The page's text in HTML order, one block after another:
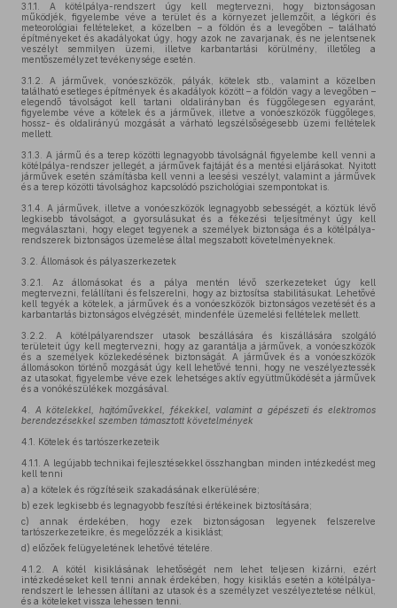
3.1.1.
A kötélpálya-rendszert úgy kell megtervezni, hogy biztonságosan
működjék, figyelembe véve a terület és a környezet jellemzőit, a légköri és
meteorológiai feltételeket, a közelben – a földön és a levegőben – található
építményeket és akadályokat úgy, hogy azok ne zavarjanak, és ne jelentsenek
veszélyt semmilyen üzemi, illetve karbantartási körülmény, illetőleg a
mentőszemélyzet tevékenysége esetén.
3.1.2.
A járművek, vonóeszközök, pályák, kötelek stb., valamint a közelben
található esetleges építmények és akadályok között – a földön vagy a levegőben –
elegendő távolságot kell tartani oldalirányban és függőlegesen egyaránt,
figyelembe véve a kötelek és a járművek, illetve a vonóeszközök függőleges,
hossz- és oldalirányú mozgását a várható legszélsőségesebb üzemi feltételek
mellett.
3.1.3.
A jármű és a terep közötti legnagyobb távolságnál figyelembe kell venni a
kötélpálya-rendszer jellegét, a járművek fajtáját és a mentési eljárásokat. Nyitott
járművek esetén számításba kell venni a leesési veszélyt, valamint a járművek
és a terep közötti távolsághoz kapcsolódó pszichológiai szempontokat is.
3.1.4.
A járművek, illetve a vonóeszközök legnagyobb sebességét, a köztük lévő
legkisebb távolságot, a gyorsulásukat és a fékezési teljesítményt úgy kell
megválasztani, hogy eleget tegyenek a személyek biztonsága és a kötélpálya-
rendszerek biztonságos üzemelése által megszabott követelményeknek.
3.2. Állomások és pályaszerkezetek
3.2.1.
Az állomásokat és a pálya mentén lévő szerkezeteket úgy kell
megtervezni, felállítani és felszerelni, hogy az biztosítsa stabilitásukat. Lehetővé
kell tegyék a kötelek, a járművek és a vonóeszközök biztonságos vezetését és a
karbantartás biztonságos elvégzését, mindenféle üzemelési feltételek mellett.
3.2.2.
A kötélpályarendszer utasok beszállására és kiszállására szolgáló
területeit úgy kell megtervezni, hogy az garantálja a járművek, a vonóeszközök
és a személyek közlekedésének biztonságát. A járművek és a vonóeszközök
állomásokon történő mozgását úgy kell lehetővé tenni, hogy ne veszélyeztessék
az utasokat, figyelembe véve ezek lehetséges aktív együttműködését a járművek
és a vonókészülékek mozgásával.
4.
A kötelekkel, hajtóművekkel, fékekkel, valamint a gépészeti és elektromos
berendezésekkel szemben támasztott követelmények
4.1.
Kötelek és tartószerkezeteik
4.1.1. A legújabb technikai fejlesztésekkel összhangban minden intézkedést meg
kell tenni
a) a kötelek és rögzítéseik szakadásának elkerülésére;
b) ezek legkisebb és legnagyobb feszítési értékeinek biztosítására;
c) annak érdekében, hogy ezek biztonságosan legyenek felszerelve
tartószerkezeteikre, és megelőzzék a kisiklást;
d) előzőek felügyeletének lehetővé tételére.
4.1.2.
A kötél kisiklásának lehetőségét nem lehet teljesen kizárni, ezért
intézkedéseket kell tenni annak érdekében, hogy kisiklás esetén a kötélpálya-
rendszert le lehessen állítani az utasok és a személyzet veszélyeztetése nélkül,
és a köteleket vissza lehessen tenni.